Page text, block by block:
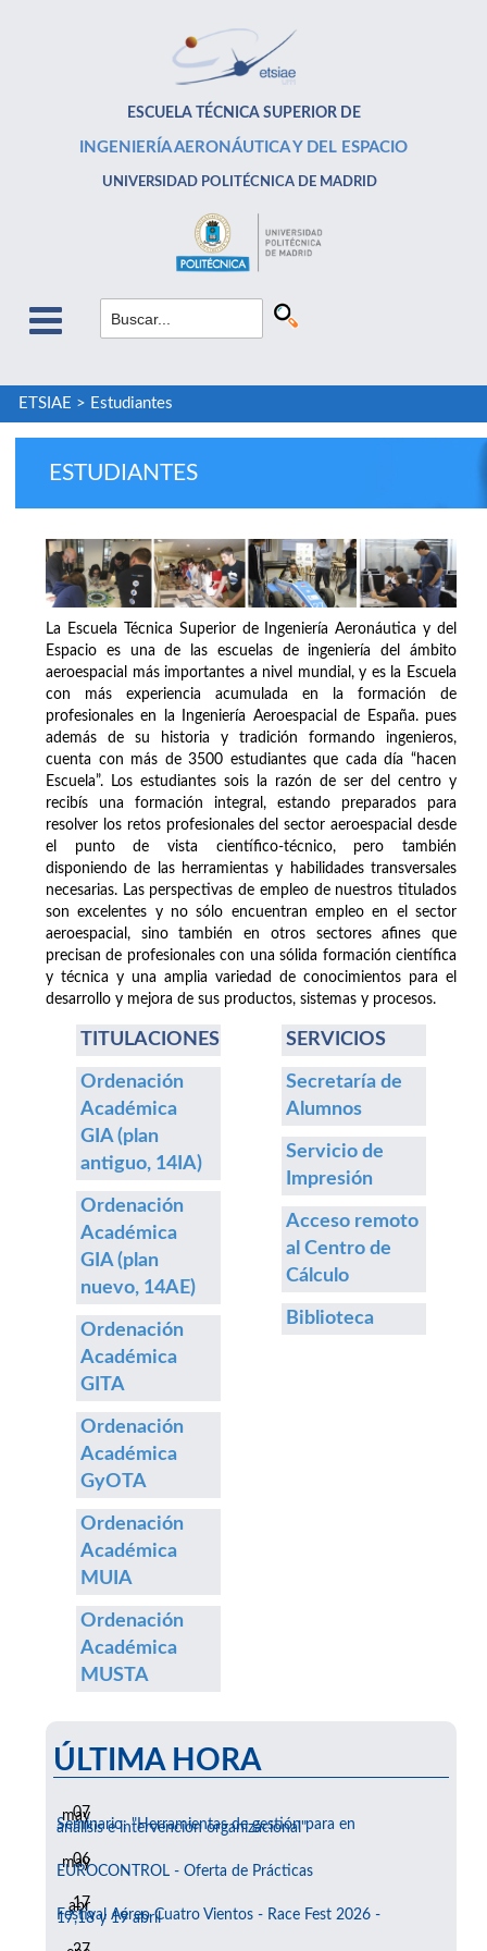
ESCUELA TÉCNICA SUPERIOR DE
INGENIERÍA AERONÁUTICA Y DEL ESPACIO
UNIVERSIDAD POLITÉCNICA DE MADRID
ETSIAE > Estudiantes
ESTUDIANTES
La Escuela Técnica Superior de Ingeniería Aeronáutica y del
Espacio es una de las escuelas de ingeniería del ámbito
aeroespacial más importantes a nivel mundial, y es la Escuela
con más experiencia acumulada en la formación de
profesionales en la Ingeniería Aeroespacial de España. pues
además de su historia y tradición formando ingenieros,
cuenta con más de 3500 estudiantes que cada día “hacen
Escuela”. Los estudiantes sois la razón de ser del centro y
recibís una formación integral, estando preparados para
resolver los retos profesionales del sector aeroespacial desde
el punto de vista científico-técnico, pero también
disponiendo de las herramientas y habilidades transversales
necesarias. Las perspectivas de empleo de nuestros titulados
son excelentes y no sólo encuentran empleo en el sector
aeroespacial, sino también en otros sectores afines que
precisan de profesionales con una sólida formación científica
y técnica y una amplia variedad de conocimientos para el
desarrollo y mejora de sus productos, sistemas y procesos.
TITULACIONES
Ordenación
Académica
GIA (plan
antiguo, 14IA)
Ordenación
Académica
GIA (plan
nuevo, 14AE)
Ordenación
Académica
GITA
Ordenación
Académica
GyOTA
Ordenación
Académica
MUIA
Ordenación
Académica
MUSTA
SERVICIOS
Secretaría de
Alumnos
Servicio de
Impresión
Acceso remoto
al Centro de
Cálculo
Biblioteca
ÚLTIMA HORA
07
may
Seminario: "Herramientas de gestión para en
análisis e intervención organizacional"
06
may
EUROCONTROL - Oferta de Prácticas
17
abr
Festival Aéreo Cuatro Vientos - Race Fest 2026 -
17,18 y 19 abril